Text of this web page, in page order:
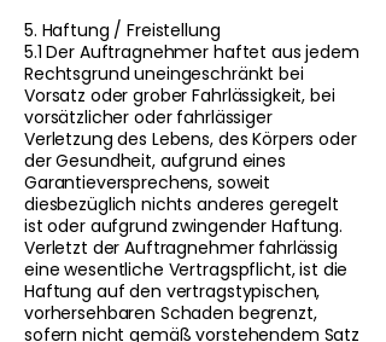
5. Haftung / Freistellung
5.1 Der Auftragnehmer haftet aus jedem
Rechtsgrund uneingeschränkt bei
Vorsatz oder grober Fahrlässigkeit, bei
vorsätzlicher oder fahrlässiger
Verletzung des Lebens, des Körpers oder
der Gesundheit, aufgrund eines
Garantieversprechens, soweit
diesbezüglich nichts anderes geregelt
ist oder aufgrund zwingender Haftung.
Verletzt der Auftragnehmer fahrlässig
eine wesentliche Vertragspflicht, ist die
Haftung auf den vertragstypischen,
vorhersehbaren Schaden begrenzt,
sofern nicht gemäß vorstehendem Satz